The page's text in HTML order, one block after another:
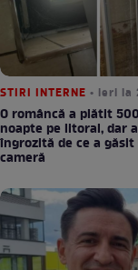
STIRI INTERNE • ieri la
O româncă a plătit
noapte pe litoral, dar
îngrozită de ce a găsit
cameră